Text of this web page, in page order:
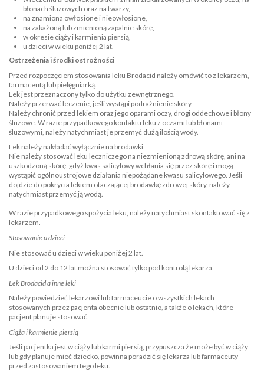
błonach śluzowych oraz na twarzy,
na znamiona owłosione i nieowłosione,
na zakażoną lub zmienioną zapalnie skórę,
w okresie ciąży i karmienia piersią,
u dzieci w wieku poniżej 2 lat.
Ostrzeżenia i środki ostrożności
Przed rozpoczęciem stosowania leku Brodacid należy omówić to z lekarzem,
farmaceutą lub pielęgniarką.
Lek jest przeznaczony tylko do użytku zewnętrznego.
Należy przerwać leczenie, jeśli wystąpi podrażnienie skóry.
Należy chronić przed lekiem oraz jego oparami oczy, drogi oddechowe i błony
śluzowe. W razie przypadkowego kontaktu leku z oczami lub błonami
śluzowymi, należy natychmiast je przemyć dużą ilością wody.
Lek należy nakładać wyłącznie na brodawki.
Nie należy stosować leku leczniczego na niezmienioną zdrową skórę, ani na
uszkodzoną skórę, gdyż kwas salicylowy wchłania się przez skórę i mogą
wystąpić ogólnoustrojowe działania niepożądane kwasu salicylowego. Jeśli
dojdzie do pokrycia lekiem otaczającej brodawkę zdrowej skóry, należy
natychmiast przemyć ją wodą.
W razie przypadkowego spożycia leku, należy natychmiast skontaktować się z
lekarzem.
Stosowanie u dzieci
Nie stosować u dzieci w wieku poniżej 2 lat.
U dzieci od 2 do 12 lat można stosować tylko pod kontrolą lekarza.
Lek Brodacid a inne leki
Należy powiedzieć lekarzowi lub farmaceucie o wszystkich lekach
stosowanych przez pacjenta obecnie lub ostatnio, a także o lekach, które
pacjent planuje stosować.
Ciąża i karmienie piersią
Jeśli pacjentka jest w ciąży lub karmi piersią, przypuszcza że może być w ciąży
lub gdy planuje mieć dziecko, powinna poradzić się lekarza lub farmaceuty
przed zastosowaniem tego leku.